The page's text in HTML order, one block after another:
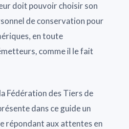
doit pouvoir choisir son
de conservation pour
en toute
comme il le fait
Fédération des Tiers de
dans ce guide un
répondant aux attentes en